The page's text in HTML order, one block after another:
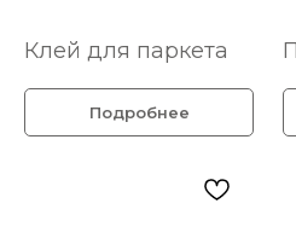
Клей для паркета
Подробнее